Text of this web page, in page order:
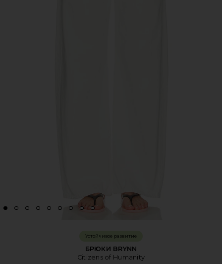
Устойчивое развитие
БРЮКИ BRYNN
Citizens of Humanity